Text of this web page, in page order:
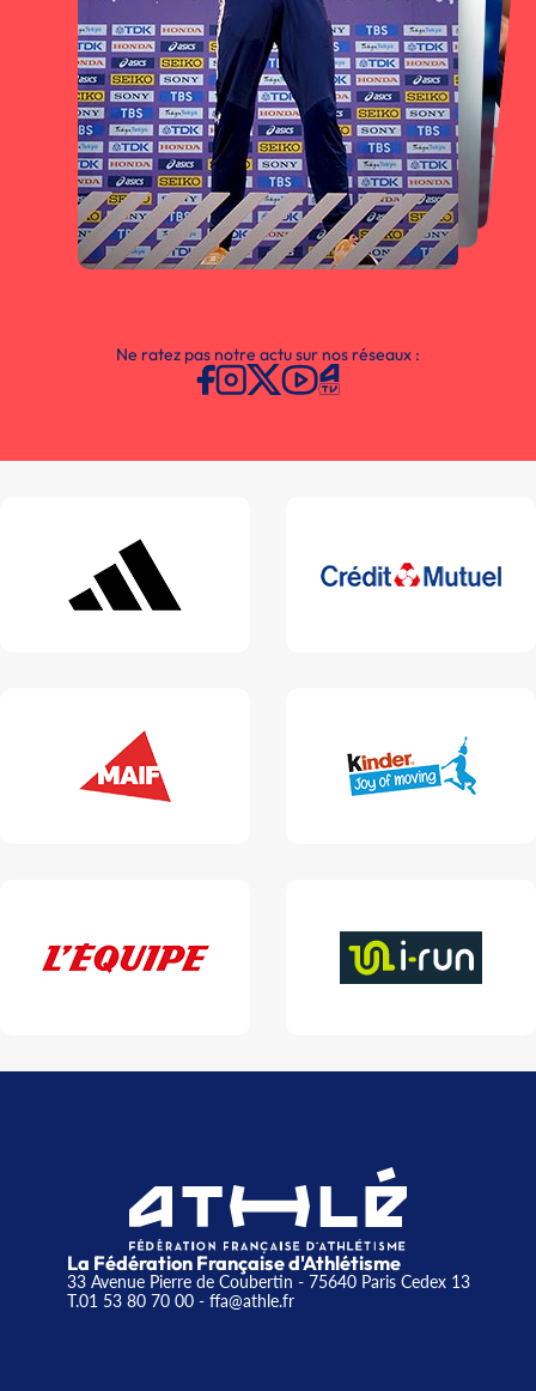
Ne ratez pas notre actu sur nos réseaux :
La Fédération Française d'Athlétisme
33 Avenue Pierre de Coubertin - 75640 Paris Cedex 13
T.01 53 80 70 00- ffa@athle.fr